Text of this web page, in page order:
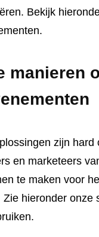
Bekijk
manieren
zijn
en marketeers
te maken voor
hieronder